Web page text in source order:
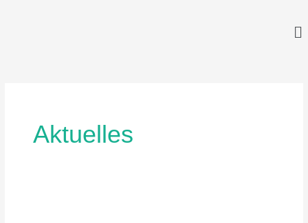
Aktuelles